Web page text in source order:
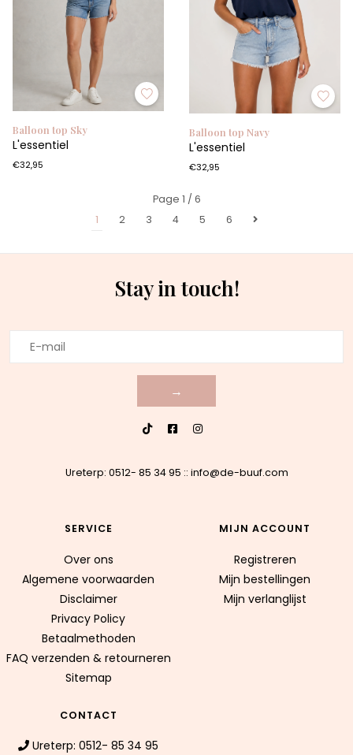
Balloon top Sky
L'essentiel
€32,95
Balloon top Navy
L'essentiel
€32,95
Page 1 / 6
1
2 3 4 5 6
Stay in touch!
→
Ureterp: 0512- 85 34 95 :: info@de-buuf.com
SERVICE
Over ons
Algemene voorwaarden
Disclaimer
Privacy Policy
Betaalmethoden
FAQ verzenden & retourneren
Sitemap
MIJN ACCOUNT
Registreren
Mijn bestellingen
Mijn verlanglijst
CONTACT
Ureterp: 0512- 85 34 95